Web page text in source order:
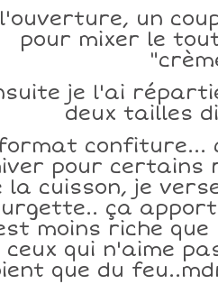
un
pour mixer le
je l'ai
deux tailles
format
pour certains
la cuisson, je
ça
moins riche
ceux qui n'aime
que du